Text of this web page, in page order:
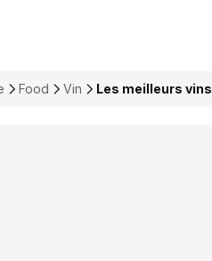
Food Vin Les meilleurs